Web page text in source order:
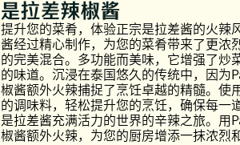
是拉差辣椒酱
提升您的菜肴，体验正宗是拉差酱的火辣
酱经过精心制作，为您的菜肴带来了更浓
的完美混合。多功能而美味，它增强了炒
的味道。沉浸在泰国悠久的传统中，因为
椒酱额外火辣捕捉了烹饪卓越的精髓。使
的调味料，轻松提升您的烹饪，确保每一
是拉差酱充满活力的世界的辛辣之旅。用
椒酱额外火辣，为您的厨房增添一抹浓烈